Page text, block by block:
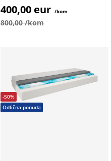
400,00 eur /kom
800,00 /kom
-50%
Odlična ponuda